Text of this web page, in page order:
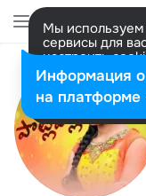
Мы
сервисы для
настроить
представитель.
Разрешить все
Информация о
на платформе